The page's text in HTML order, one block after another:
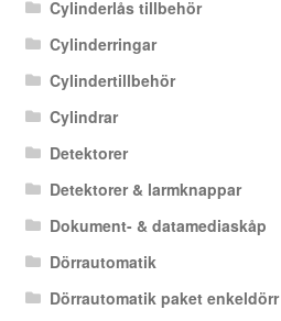
Cylinderlås tillbehör
Cylinderringar
Cylindertillbehör
Cylindrar
Detektorer
Detektorer & larmknappar
Dokument- & datamediaskåp
Dörrautomatik
Dörrautomatik paket enkeldörr